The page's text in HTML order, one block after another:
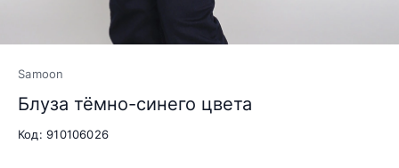
Samoon
Блуза тёмно-синего цвета
Код: 910106026